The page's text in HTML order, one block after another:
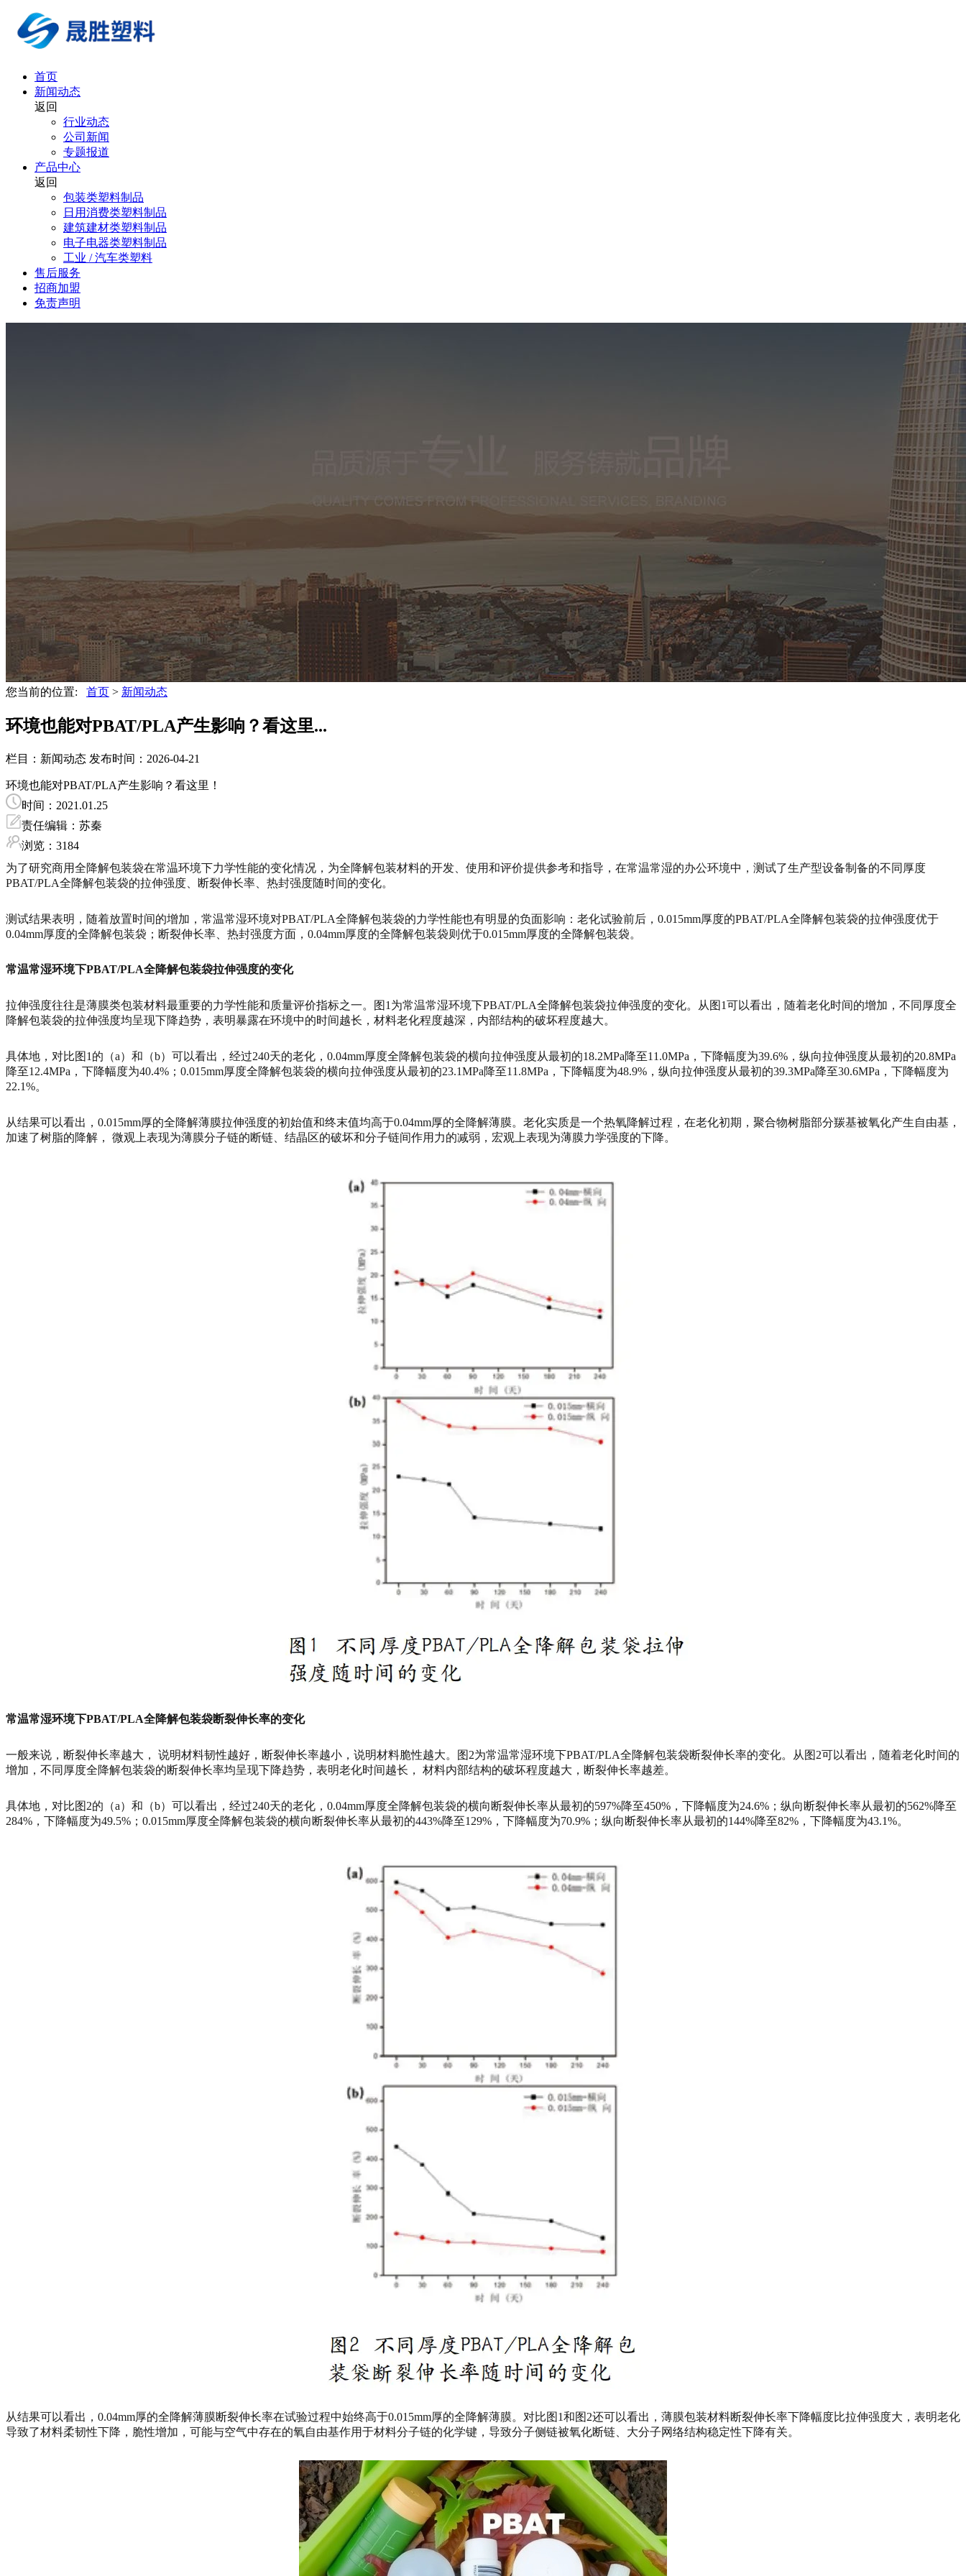
首页
新闻动态
返回
行业动态
公司新闻
专题报道
产品中心
返回
包装类塑料制品
日用消费类塑料制品
建筑建材类塑料制品
电子电器类塑料制品
工业 / 汽车类塑料
售后服务
招商加盟
免责声明
您当前的位置: 首页 > 新闻动态
环境也能对PBAT/PLA产生影响？看这里...
栏目：新闻动态 发布时间：2026-04-21
环境也能对PBAT/PLA产生影响？看这里！
时间：2021.01.25
责任编辑：苏秦
浏览：3184
为了研究商用全降解包装袋在常温环境下力学性能的变化情况，为全降解包装材料的开发、使用和评价提供参考和指导，在常温常湿的办公环境中，测试了生产型设备制备的不同厚度
PBAT/PLA全降解包装袋的拉伸强度、断裂伸长率、热封强度随时间的变化。
测试结果表明，随着放置时间的增加，常温常湿环境对PBAT/PLA全降解包装袋的力学性能也有明显的负面影响：老化试验前后，0.015mm厚度的PBAT/PLA全降解包装袋的拉伸强度优于
0.04mm厚度的全降解包装袋；断裂伸长率、热封强度方面，0.04mm厚度的全降解包装袋则优于0.015mm厚度的全降解包装袋。
常温常湿环境下PBAT/PLA全降解包装袋拉伸强度的变化
拉伸强度往往是薄膜类包装材料最重要的力学性能和质量评价指标之一。图1为常温常湿环境下PBAT/PLA全降解包装袋拉伸强度的变化。从图1可以看出，随着老化时间的增加，不同厚度全
降解包装袋的拉伸强度均呈现下降趋势，表明暴露在环境中的时间越长，材料老化程度越深，内部结构的破坏程度越大。
具体地，对比图1的（a）和（b）可以看出，经过240天的老化，0.04mm厚度全降解包装袋的横向拉伸强度从最初的18.2MPa降至11.0MPa，下降幅度为39.6%，纵向拉伸强度从最初的20.8MPa
降至12.4MPa，下降幅度为40.4%；0.015mm厚度全降解包装袋的横向拉伸强度从最初的23.1MPa降至11.8MPa，下降幅度为48.9%，纵向拉伸强度从最初的39.3MPa降至30.6MPa，下降幅度为
22.1%。
从结果可以看出，0.015mm厚的全降解薄膜拉伸强度的初始值和终末值均高于0.04mm厚的全降解薄膜。老化实质是一个热氧降解过程，在老化初期，聚合物树脂部分羰基被氧化产生自由基，
加速了树脂的降解， 微观上表现为薄膜分子链的断链、结晶区的破坏和分子链间作用力的减弱，宏观上表现为薄膜力学强度的下降。
常温常湿环境下PBAT/PLA全降解包装袋断裂伸长率的变化
一般来说，断裂伸长率越大， 说明材料韧性越好，断裂伸长率越小，说明材料脆性越大。图2为常温常湿环境下PBAT/PLA全降解包装袋断裂伸长率的变化。从图2可以看出，随着老化时间的
增加，不同厚度全降解包装袋的断裂伸长率均呈现下降趋势，表明老化时间越长， 材料内部结构的破坏程度越大，断裂伸长率越差。
具体地，对比图2的（a）和（b）可以看出，经过240天的老化，0.04mm厚度全降解包装袋的横向断裂伸长率从最初的597%降至450%，下降幅度为24.6%；纵向断裂伸长率从最初的562%降至
284%，下降幅度为49.5%；0.015mm厚度全降解包装袋的横向断裂伸长率从最初的443%降至129%，下降幅度为70.9%；纵向断裂伸长率从最初的144%降至82%，下降幅度为43.1%。
从结果可以看出，0.04mm厚的全降解薄膜断裂伸长率在试验过程中始终高于0.015mm厚的全降解薄膜。对比图1和图2还可以看出，薄膜包装材料断裂伸长率下降幅度比拉伸强度大，表明老化
导致了材料柔韧性下降，脆性增加，可能与空气中存在的氧自由基作用于材料分子链的化学键，导致分子侧链被氧化断链、大分子网络结构稳定性下降有关。